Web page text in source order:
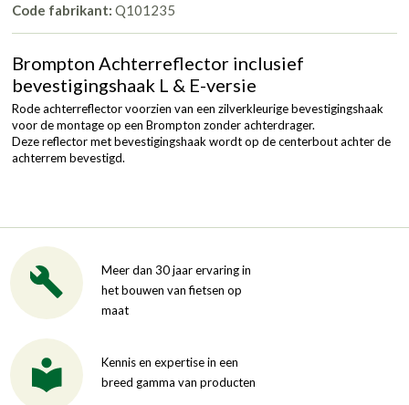
Code fabrikant: Q101235
Brompton Achterreflector inclusief
bevestigingshaak L & E-versie
Rode achterreflector voorzien van een zilverkleurige bevestigingshaak
voor de montage op een Brompton zonder achterdrager.
Deze reflector met bevestigingshaak wordt op de centerbout achter de
achterrem bevestigd.
Meer dan 30 jaar ervaring in
het bouwen van fietsen op
maat
Kennis en expertise in een
breed gamma van producten